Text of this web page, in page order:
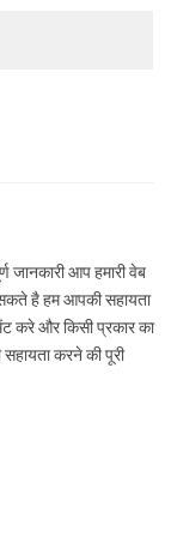
जानकारी आप हमारी वेब
है हम आपकी सहायता
करे और किसी प्रकार का
करने की पूरी